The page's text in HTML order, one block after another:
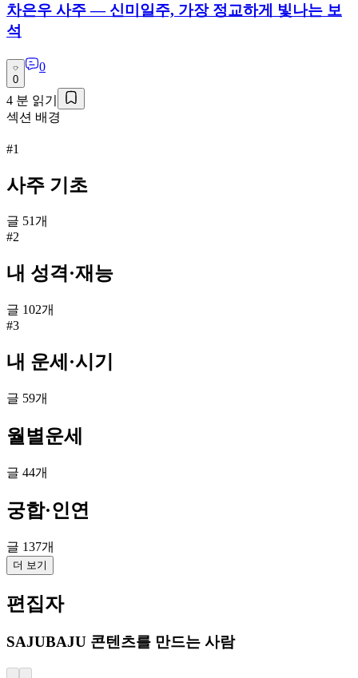
차은우 사주 — 신미일주, 가장 정교하게 빛나는 보
석
0
0
4 분 읽기
섹션 배경
#1
사주 기초
글 51개
#2
내 성격·재능
글 102개
#3
내 운세·시기
글 59개
월별운세
글 44개
궁합·인연
글 137개
더 보기
편집자
SAJUBAJU 콘텐츠를 만드는 사람